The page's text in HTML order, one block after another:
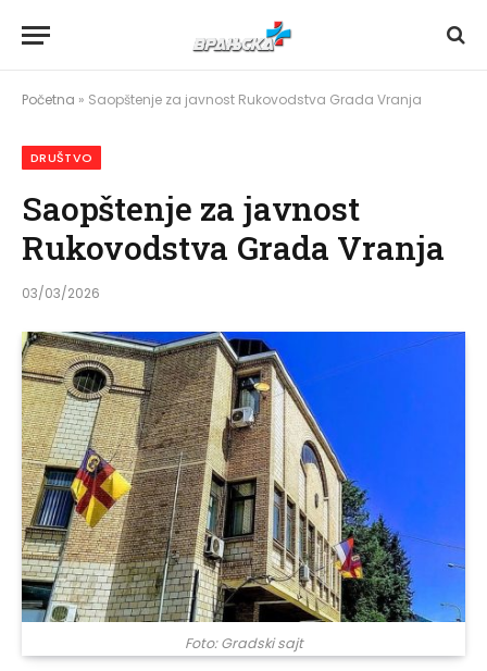
Početna » Saopštenje za javnost Rukovodstva Grada Vranja
DRUŠTVO
Saopštenje za javnost
Rukovodstva Grada Vranja
03/03/2026
Foto: Gradski sajt